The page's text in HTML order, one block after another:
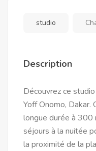
studio
Description
Découvrez ce
Yoff Onomo, Dakar.
longue durée à 300
séjours à la nuitée
la proximité de la